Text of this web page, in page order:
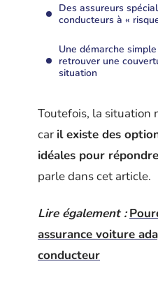
Des assureurs
conducteurs à «
Une démarche
retrouver une
situation
Toutefois, la situation
car il existe des
idéales pour
parle dans cet article.
Lire également :
assurance voiture
conducteur